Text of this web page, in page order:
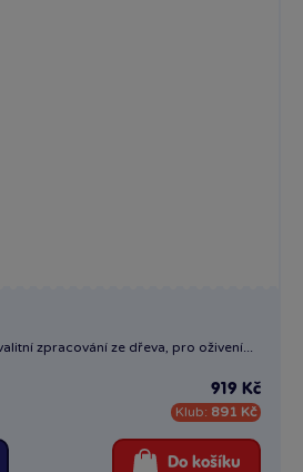
zpracování ze dřeva, pro oživení...
919 Kč
Klub: 891 Kč
Do košíku